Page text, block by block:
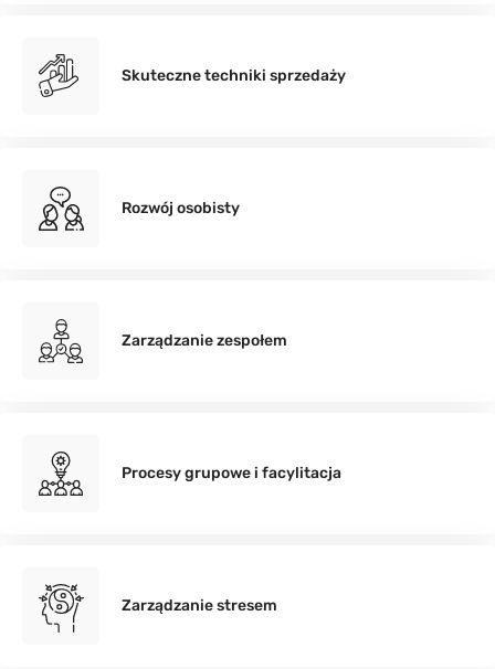
Skuteczne techniki sprzedaży
Rozwój osobisty
Zarządzanie zespołem
Procesy grupowe i facylitacja
Zarządzanie stresem